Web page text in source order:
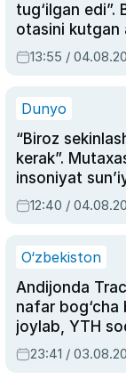
tug‘ilgan edi”.
otasini kutgan
dublyaj ustasi
Ahmedovaning
13:55 /
Dunyo
“Biroz
kerak”.
insoniyat
intellektni
olmay
12:40 /
O‘zbekiston
Andijonda
nafar bog‘cha
joylab, YTH
ayolga sud
23:41 /